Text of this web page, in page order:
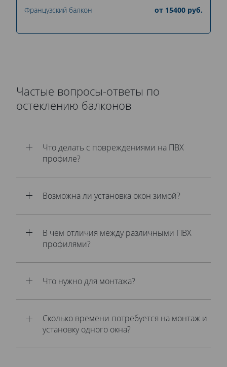
Французский балкон от 15400 руб.
Частые вопросы-ответы по
остеклению балконов
Что делать с повреждениями на ПВХ
профиле?
Возможна ли установка окон зимой?
В чем отличия между различными ПВХ
профилями?
Что нужно для монтажа?
Сколько времени потребуется на монтаж и
установку одного окна?